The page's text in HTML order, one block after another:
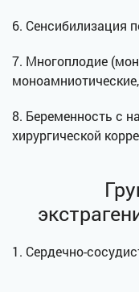
6. Сенсибилизация
7. Многоплодие
8. Беременность с
хирургической
1. Сердечно-